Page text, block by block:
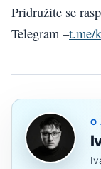
Pridružite se
Telegram –t.me/
O